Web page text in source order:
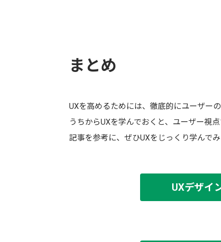
まとめ
UXを高めるためには、徹底的にユーザー
うちからUXを学んでおくと、ユーザー視
記事を参考に、ぜひUXをじっくり学んで
UXデザイ